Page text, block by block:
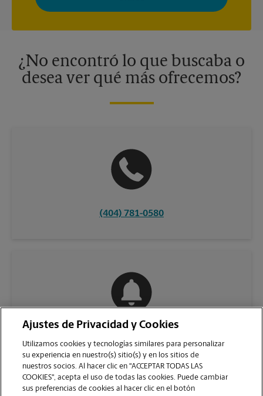
momento. Para más información, consulte nuestra política de
¿No encontró lo que buscaba o
desea ver qué más ofrecemos?
(404) 781-0580
Ajustes de Privacidad y Cookies
Utilizamos cookies y tecnologías similares para personalizar
su experiencia en nuestro(s) sitio(s) y en los sitios de
nuestros socios. Al hacer clic en "ACCEPTAR TODAS LAS
COOKIES", acepta el uso de todas las cookies. Puede cambiar
sus preferencias de cookies al hacer clic en el botón